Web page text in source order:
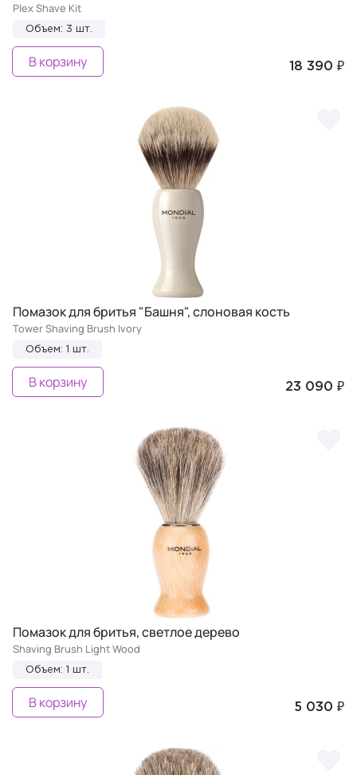
Plex Shave Kit
Объем: 3 шт.
18 390 ₽
В корзину
Помазок для бритья "Башня", слоновая кость
Tower Shaving Brush Ivory
Объем: 1 шт.
23 090 ₽
В корзину
Помазок для бритья, светлое дерево
Shaving Brush Light Wood
Объем: 1 шт.
5 030 ₽
В корзину